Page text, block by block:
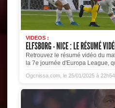
VIDEOS :
ELFSBORG - NICE : LE RÉSUMÉ
Retrouvez le résumé vidéo du
la 7e journée d'Europa League,
Ogcnissa.com, le 25/01/2025 à 22h54